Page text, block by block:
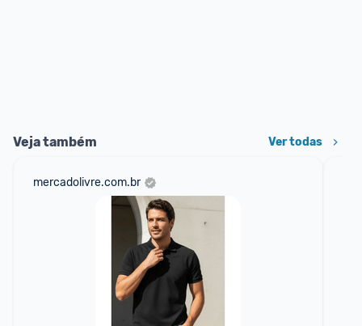
Veja também Ver todas
mercadolivre.com.br